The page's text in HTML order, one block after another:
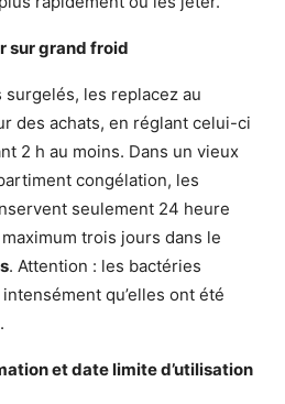
sur grand froid
les replacez au
des achats, en réglant celui-ci
2 h au moins. Dans un vieux
congélation, les
seulement 24 heure
trois jours dans le
. Attention : les bactéries
qu’elles ont été
et date limite d’utilisation